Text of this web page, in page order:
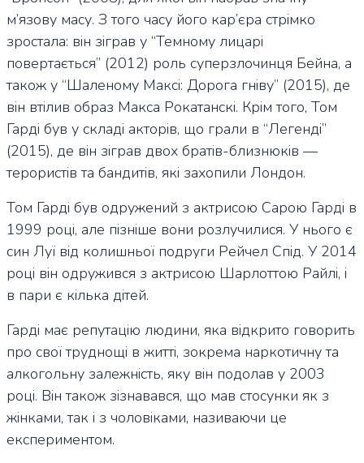
м’язову масу. З того часу його кар’єра стрімко
зростала: він зіграв у “Темному лицарі
повертається” (2012) роль суперзлочинця Бейна, а
також у “Шаленому Максі: Дорога гніву” (2015), де
він втілив образ Макса Рокатанскі. Крім того, Том
Гарді був у складі акторів, що грали в “Легенді”
(2015), де він зіграв двох братів-близнюків —
терористів та бандитів, які захопили Лондон.
Том Гарді був одружений з актрисою Сарою Гарді в
1999 році, але пізніше вони розлучилися. У нього є
син Луї від колишньої подруги Рейчел Спід. У 2014
році він одружився з актрисою Шарлоттою Райлі, і
в пари є кілька дітей.
Гарді має репутацію людини, яка відкрито говорить
про свої труднощі в житті, зокрема наркотичну та
алкогольну залежність, яку він подолав у 2003
році. Він також зізнавався, що мав стосунки як з
жінками, так і з чоловіками, називаючи це
експериментом.